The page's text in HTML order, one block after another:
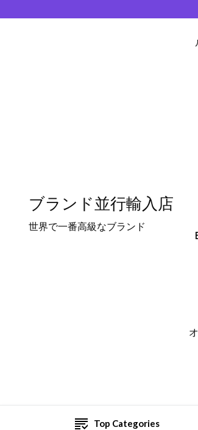
ブランド並行輸入店
世界で一番高級なブランド
Top Categories